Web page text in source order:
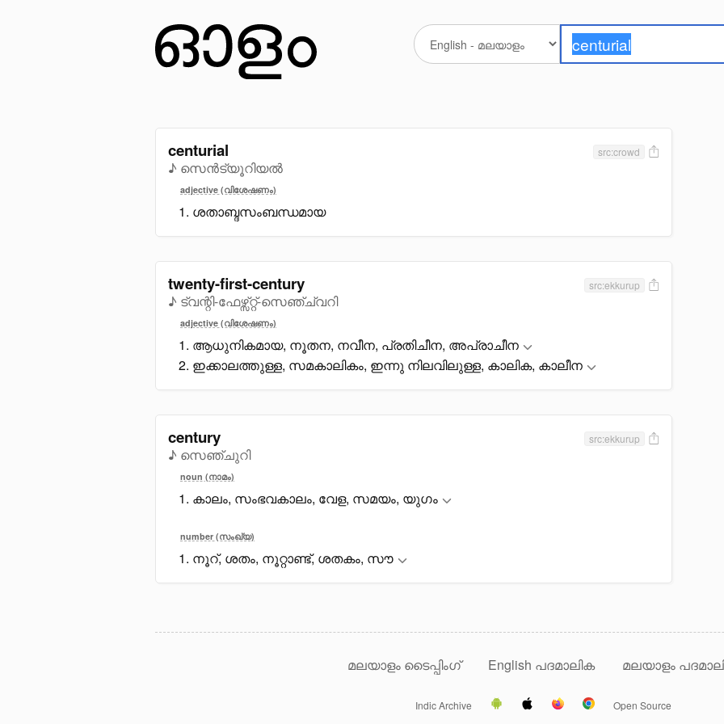
centurial
♪ സെൻട്യൂറിയൽ
src:crowd
adjective (വിശേഷണം)
ശതാബ്ദസംബന്ധമായ
twenty-first-century
♪ ട്വന്റി-ഫേഴ്സ്റ്റ്-സെഞ്ച്വറി
src:ekkurup
adjective (വിശേഷണം)
ആധുനികമായ, നൂതന, നവീന, പ്രതിചീന, അപ്രാചീന
ഇക്കാലത്തുള്ള, സമകാലികം, ഇന്നു നിലവിലുള്ള, കാലിക, കാലീന
century
♪ സെഞ്ചുറി
src:ekkurup
noun (നാമം)
കാലം, സംഭവകാലം, വേള, സമയം, യുഗം
number (സംഖ്യ)
നൂറ്, ശതം, നൂറ്റാണ്ട്, ശതകം, സൗ
മലയാളം ടൈപ്പിംഗ് English പദമാലിക മലയാളം
Indic Archive Open Source